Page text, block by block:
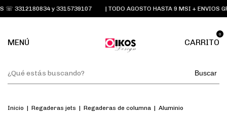
☏ 3312180834 y 3315739107 | TODO AGOSTO HASTA 9 MSI + ENVIOS
MENÚ CARRITO
0
Buscar
Inicio | Regaderas jets | Regaderas de columna | Aluminio